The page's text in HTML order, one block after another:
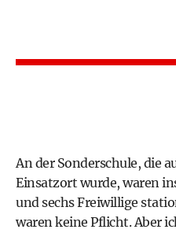
An der Sonderschule, die
Einsatzort wurde, waren
und sechs Freiwillige
waren keine Pflicht. Aber